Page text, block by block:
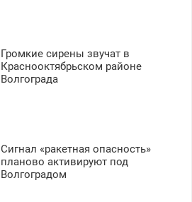
Громкие сирены звучат в
Краснооктябрьском районе
Волгограда
Сигнал «ракетная опасность»
планово активируют под
Волгоградом